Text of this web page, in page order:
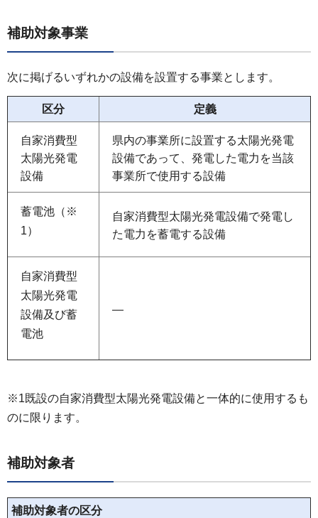
補助対象事業
次に掲げるいずれかの設備を設置する事業とします。
区分 定義
自家消費型
太陽光発電
設備
県内の事業所に設置する太陽光発電
設備であって、発電した電力を当該
事業所で使用する設備
蓄電池（※
1）
自家消費型太陽光発電設備で発電し
た電力を蓄電する設備
自家消費型
太陽光発電
設備及び蓄
電池
―
※1既設の自家消費型太陽光発電設備と一体的に使用するも
のに限ります。
補助対象者
補助対象者の区分